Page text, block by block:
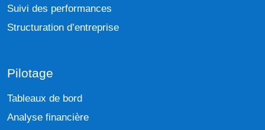
Suivi des performances
Structuration d’entreprise
Pilotage
Tableaux de bord
Analyse financière